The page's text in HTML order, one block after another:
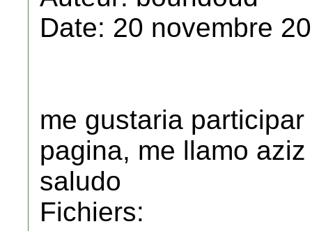
Date: 20 novembre
me gustaria
pagina, me llamo
saludo
Fichiers: